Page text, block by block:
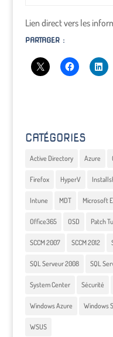
Lien direct vers les
PARTAGER :
CATÉGORIES
Active Directory Azure
Firefox HyperV
Intune MDT Microsoft
Office365 OSD Patch
SCCM 2007 SCCM 2012
SQL Serveur 2008 SQL
System Center Sécurité
Windows Azure Windows
WSUS